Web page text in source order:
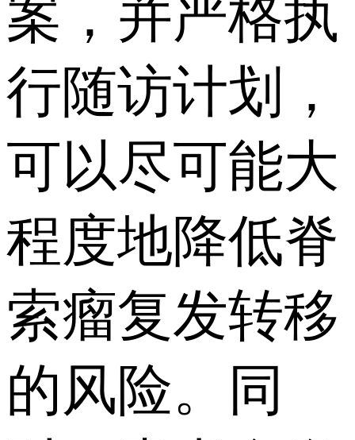
案，并严格执
行随访计划，
可以尽可能大
程度地降低脊
索瘤复发转移
的风险。同